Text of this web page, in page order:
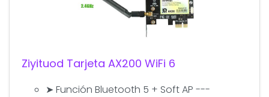
Ziyituod Tarjeta AX200 WiFi 6
➤ Función Bluetooth 5 + Soft AP ---